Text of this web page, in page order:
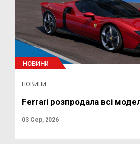
НОВИНИ
НОВИНИ
Ferrari розпродала всі
03 Сер, 2026